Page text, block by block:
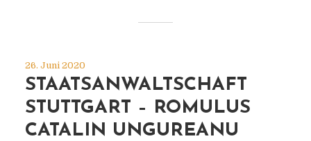
26. Juni 2020
STAATSANWALTSCHAFT
STUTTGART – ROMULUS
CATALIN UNGUREANU